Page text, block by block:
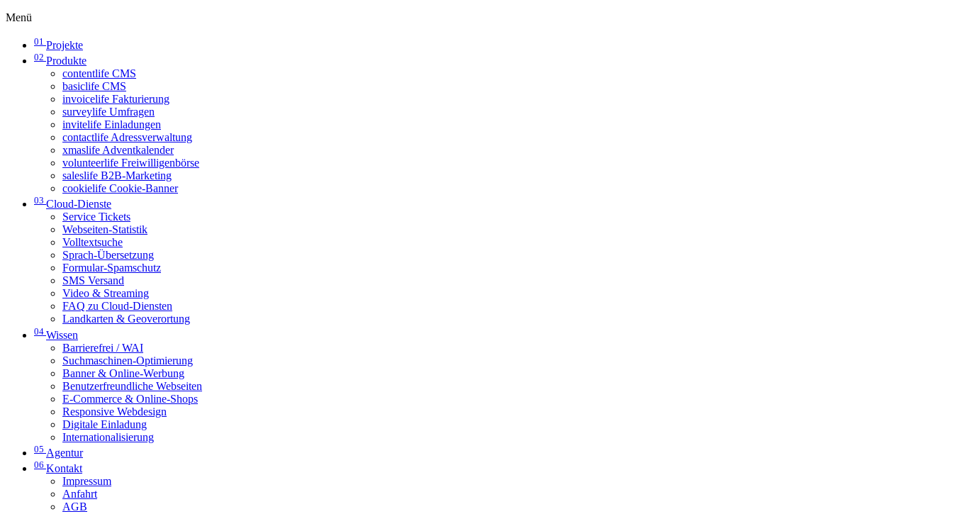
Menü
01 Projekte
02 Produkte
contentlife CMS
basiclife CMS
invoicelife Fakturierung
surveylife Umfragen
invitelife Einladungen
contactlife Adressverwaltung
xmaslife Adventkalender
volunteerlife Freiwilligenbörse
saleslife B2B-Marketing
cookielife Cookie-Banner
03 Cloud-Dienste
Service Tickets
Webseiten-Statistik
Volltextsuche
Sprach-Übersetzung
Formular-Spamschutz
SMS Versand
Video & Streaming
FAQ zu Cloud-Diensten
Landkarten & Geoverortung
04 Wissen
Barrierefrei / WAI
Suchmaschinen-Optimierung
Banner & Online-Werbung
Benutzerfreundliche Webseiten
E-Commerce & Online-Shops
Responsive Webdesign
Digitale Einladung
Internationalisierung
05 Agentur
06 Kontakt
Impressum
Anfahrt
AGB